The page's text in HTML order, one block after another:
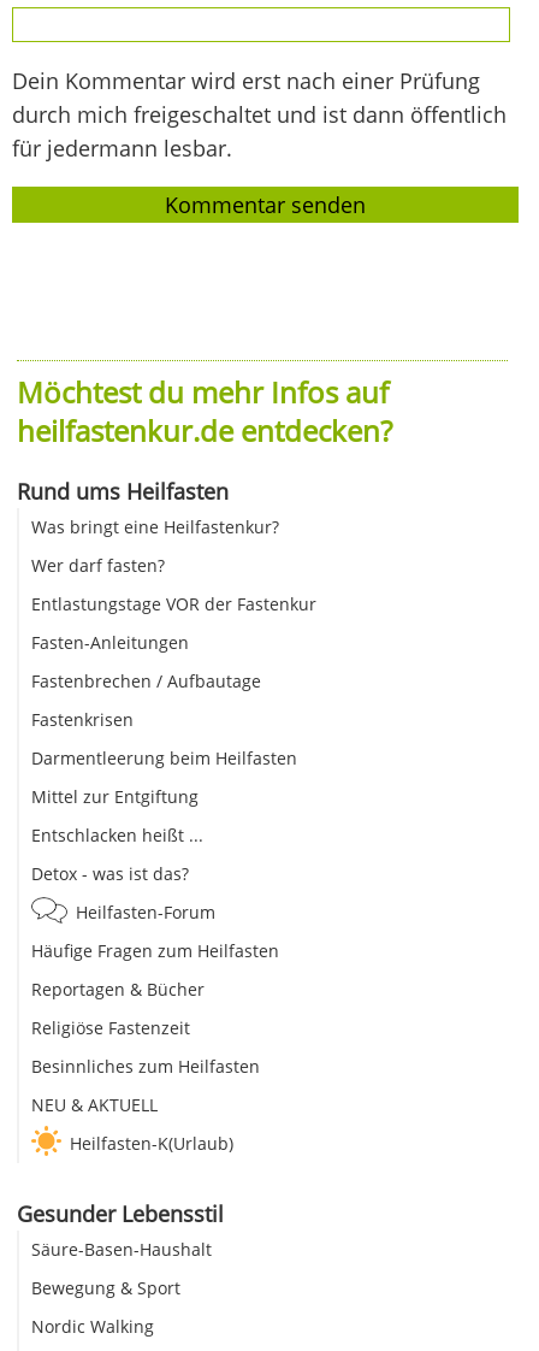
Dein Kommentar wird erst nach einer Prüfung
durch mich freigeschaltet und ist dann öffentlich
für jedermann lesbar.
Möchtest du mehr Infos auf
heilfastenkur.de entdecken?
Rund ums Heilfasten
Was bringt eine Heilfastenkur?
Wer darf fasten?
Entlastungstage VOR der Fastenkur
Fasten-Anleitungen
Fastenbrechen / Aufbautage
Fastenkrisen
Darmentleerung beim Heilfasten
Mittel zur Entgiftung
Entschlacken heißt ...
Detox - was ist das?
Heilfasten-Forum
Häufige Fragen zum Heilfasten
Reportagen & Bücher
Religiöse Fastenzeit
Besinnliches zum Heilfasten
NEU & AKTUELL
Heilfasten-K(Urlaub)
Gesunder Lebensstil
Säure-Basen-Haushalt
Bewegung & Sport
Nordic Walking